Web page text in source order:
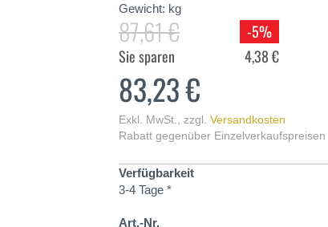
Gewicht: kg
87,61 €
-5%
Sie sparen
4,38 €
83,23 €
Exkl. MwSt. zzgl. Versandkosten
Rabatt gegenüber Einzelverkaufspreisen
Verfügbarkeit
3-4 Tage *
Art.-Nr.